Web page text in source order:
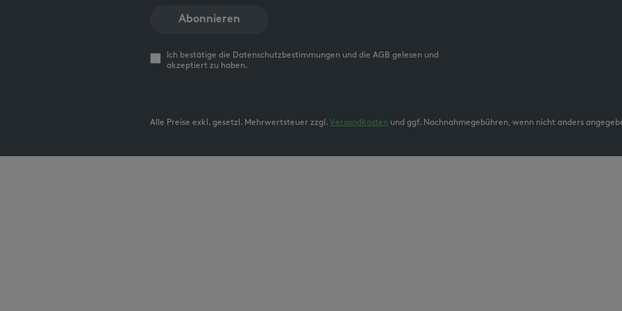
Abonnieren
Ich bestätige die Datenschutzbestimmungen und die AGB gelesen und
akzeptiert zu haben.
Alle Preise exkl. gesetzl. Mehrwertsteuer zzgl. Versandkosten und ggf. Nachnahmegebühren, wenn nicht anders